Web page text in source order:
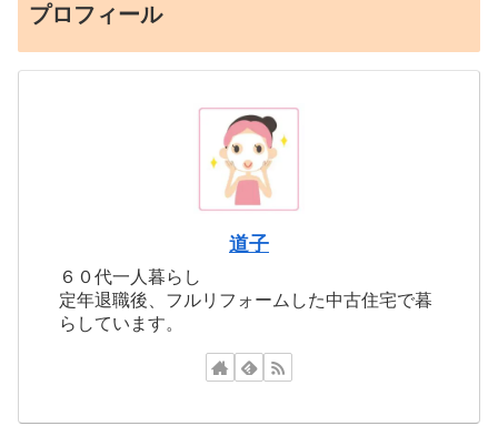
プロフィール
道子
６０代一人暮らし
定年退職後、フルリフォームした中古住宅で暮
らしています。